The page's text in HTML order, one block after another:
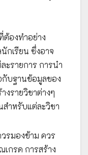
องทำอย่าง
กเรียน ซึ่งอาจ
ะรายการ การนำ
กับฐานข้อมูลของ
งรายวิชาต่างๆ
สำหรับแต่ละวิชา
รมองข้าม ควร
กรด การสร้าง